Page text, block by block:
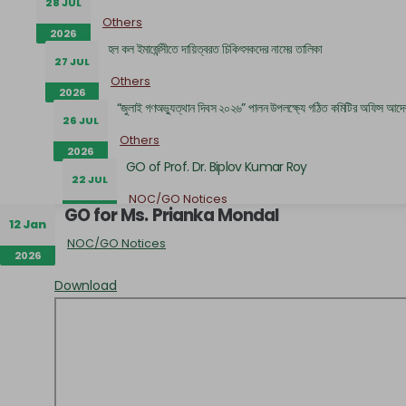
2026
Others
27 JUL
2026
হল কল ইমার্জেন্সীতে দায়িত্বরত চিকিৎসকদের নামের তালিকা
Others
26 JUL
2026
“জুলাই গণঅভ্যুত্থান দিবস ২০২৬” পালন উপলক্ষ্যে গঠিত কমিটির অফিস
Others
22 JUL
2026
GO of Prof. Dr. Biplov Kumar Roy
NOC/GO Notices
22 JUL
Research and Academic Committee এর নোটিশ
21 JUL
12 Jan
2026
GO for Ms. Prianka Mondal
NOC/GO Notices
Download